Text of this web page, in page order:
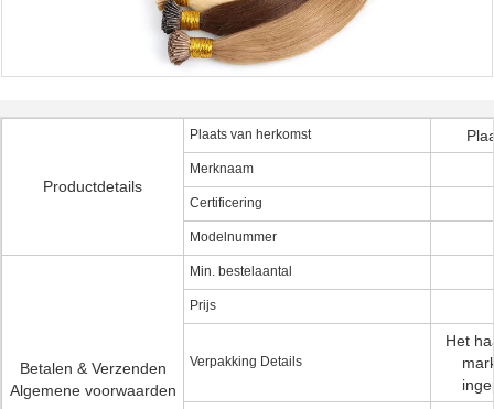
Productdetails
Plaats van herkomst
Merknaam
Certificering
Modelnummer
Betalen & Verzenden
Algemene voorwaarden
Min. bestelaantal
Prijs
Verpakking Details
Het